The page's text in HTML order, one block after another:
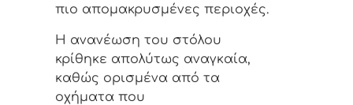
πιο απομακρυσμένες περιοχές.
Η ανανέωση του στόλου
κρίθηκε απολύτως αναγκαία,
καθώς ορισμένα από τα
οχήματα που